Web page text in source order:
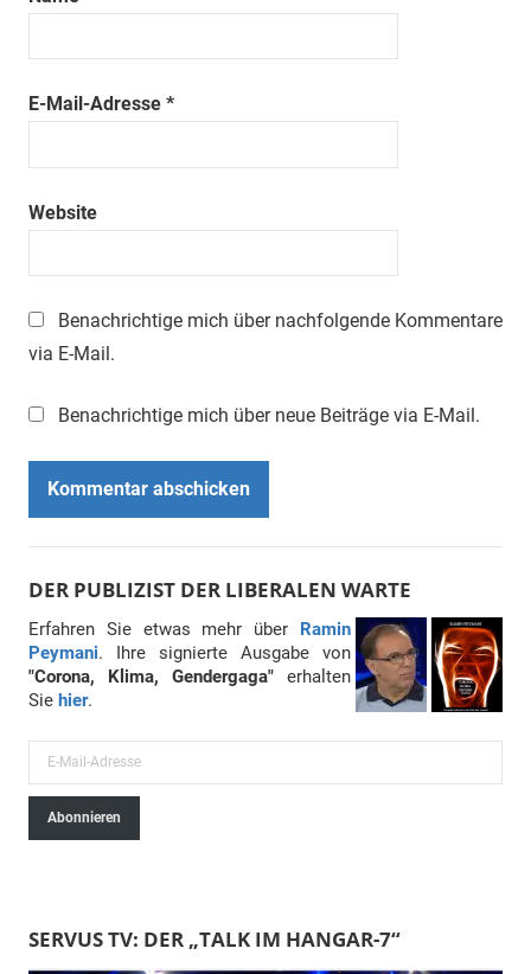
E-Mail-Adresse *
Website
Benachrichtige mich über nachfolgende Kommentare
via E-Mail.
Benachrichtige mich über neue Beiträge via E-Mail.
DER PUBLIZIST DER LIBERALEN WARTE
Erfahren Sie etwas mehr über
Ramin
Peymani. Ihre signierte Ausgabe von
"Corona, Klima, Gendergaga" erhalten
Sie hier.
-
Abonnieren
SERVUS TV: DER „TALK IM HANGAR-7“